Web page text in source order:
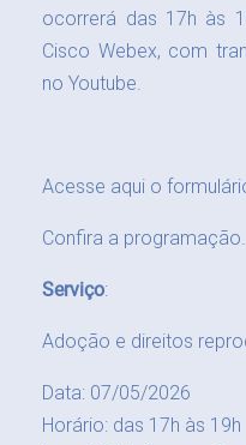
ocorrerá das 17h às
Cisco Webex, com
no Youtube.
Acesse aqui o
Confira a programação.
Serviço:
Adoção e direitos
Data: 07/05/2026
Horário: das 17h às 19h